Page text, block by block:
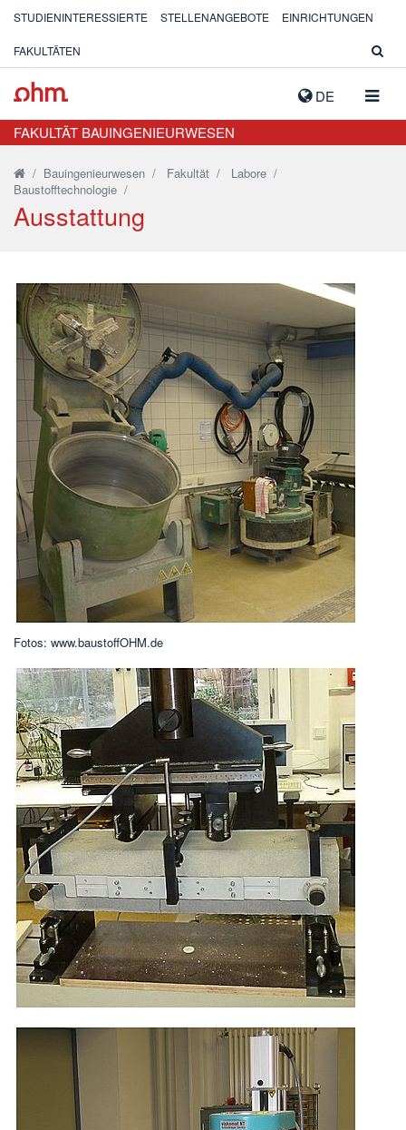
DE
STUDIENINTERESSIERTE STELLENANGEBOTE EINRICHTUNGEN
FAKULTÄTEN
FAKULTÄT BAUINGENIEURWESEN
/ Bauingenieurwesen / Fakultät / Labore /
Baustofftechnologie /
Ausstattung
Fotos: www.baustoffOHM.de